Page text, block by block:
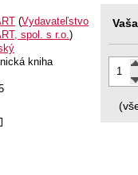
(Vydavateľstvo
spol. s r.o.)
kniha